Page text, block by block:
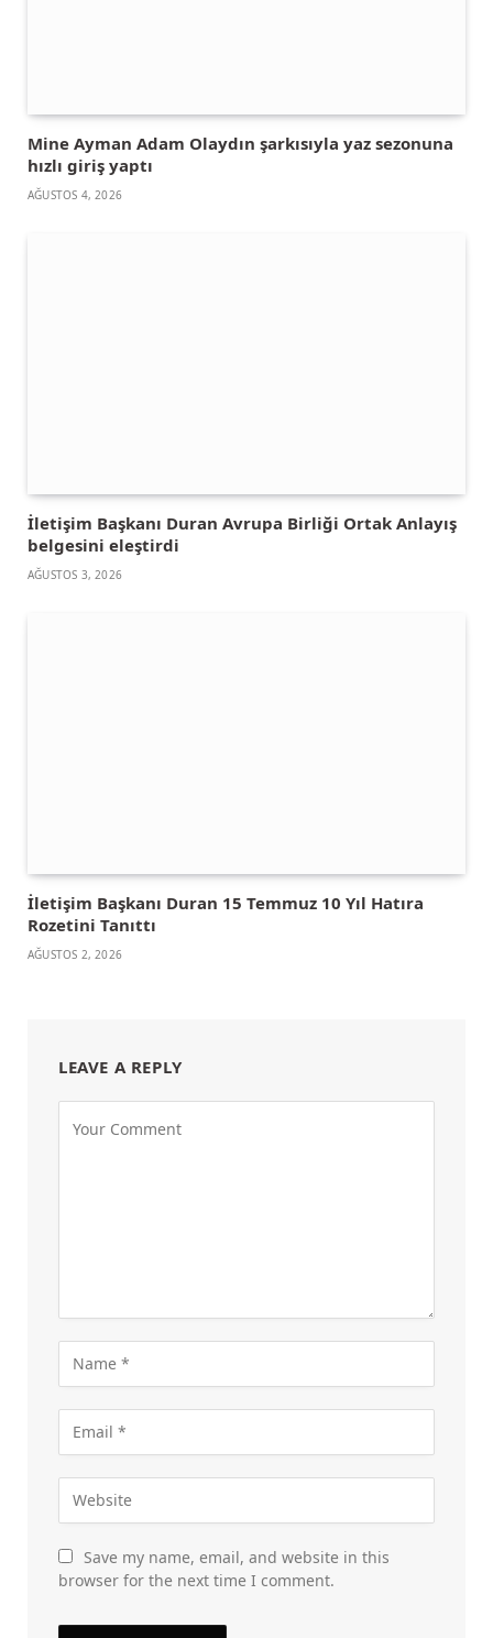
Mine Ayman Adam Olaydın şarkısıyla yaz sezonuna
hızlı giriş yaptı
AĞUSTOS 4, 2026
İletişim Başkanı Duran Avrupa Birliği Ortak Anlayış
belgesini eleştirdi
AĞUSTOS 3, 2026
İletişim Başkanı Duran 15 Temmuz 10 Yıl Hatıra
Rozetini Tanıttı
AĞUSTOS 2, 2026
LEAVE A REPLY
Save my name, email, and website in this
browser for the next time I comment.